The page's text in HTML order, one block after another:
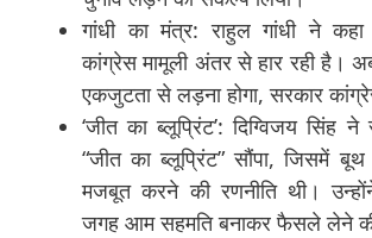
गांधी का मंत्र: राहुल गांधी ने
कांग्रेस मामूली अंतर से हार रही है।
एकजुटता से लड़ना होगा, सरकार
‘जीत का ब्लूप्रिंट’: दिग्विजय सिंह
“जीत का ब्लूप्रिंट” सौंपा, जिसमें बूथ
मजबूत करने की रणनीति थी।
जगह आम सहमति बनाकर फैसले लेने